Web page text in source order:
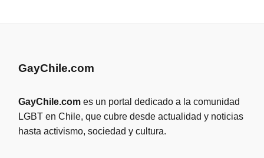
GayChile.com
GayChile.com es un portal dedicado a la comunidad
LGBT en Chile, que cubre desde actualidad y noticias
hasta activismo, sociedad y cultura.